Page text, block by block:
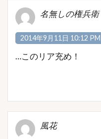
名無しの権兵衛
2014年9月11日 10:12 PM
…このリア充め！
風花